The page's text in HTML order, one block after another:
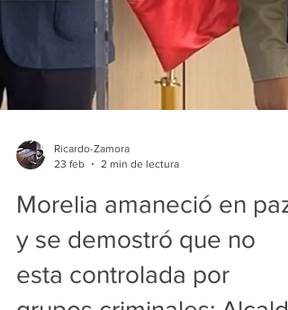
Ricardo-Zamora
23 feb
2 min de lectura
Morelia amaneció en paz